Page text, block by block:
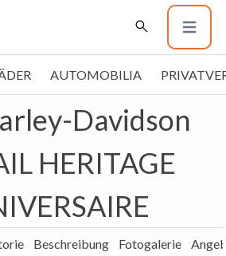
AUTOMOBILIA
Davidson
HERITAGE
Beschreibung Fotogalerie